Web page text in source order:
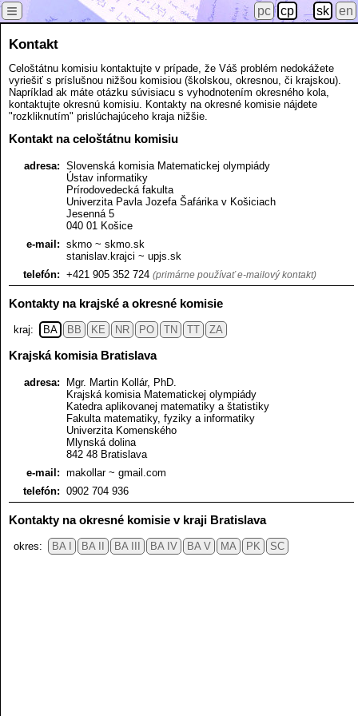
≡ pc cp sk en
Kontakt
Celoštátnu komisiu kontaktujte v prípade, že Váš problém nedokážete
vyriešiť s príslušnou nižšou komisiou (školskou, okresnou, či krajskou).
Napríklad ak máte otázku súvisiacu s vyhodnotením okresného kola,
kontaktujte okresnú komisiu. Kontakty na okresné komisie nájdete
"rozkliknutím" prislúchajúceho kraja nižšie.
Kontakt na celoštátnu komisiu
adresa: Slovenská komisia Matematickej olympiády
Ústav informatiky
Prírodovedecká fakulta
Univerzita Pavla Jozefa Šafárika v Košiciach
Jesenná 5
040 01 Košice
e-mail: skmo ~ skmo.sk
stanislav.krajci ~ upjs.sk
telefón: +421 905 352 724 (primárne používať e-mailový kontakt)
Kontakty na krajské a okresné komisie
kraj: BA BB KE NR PO TN TT ZA
Krajská komisia Bratislava
adresa:
Mgr. Martin Kollár, PhD.
Krajská komisia Matematickej olympiády
Katedra aplikovanej matematiky a štatistiky
Fakulta matematiky, fyziky a informatiky
Univerzita Komenského
Mlynská dolina
842 48 Bratislava
e-mail: makollar ~ gmail.com
telefón: 0902 704 936
Kontakty na okresné komisie v kraji Bratislava
okres: BA I BA II BA III BA IV BA V MA PK SC